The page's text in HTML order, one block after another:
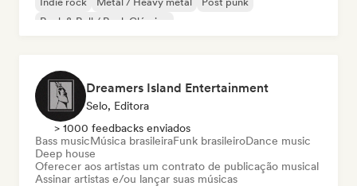
Rock & Roll / Rock Clássico
Dreamers Island Entertainment
Selo, Editora
> 1000 feedbacks enviados
Bass musicMúsica brasileiraFunk brasileiroDance music
Deep house
Oferecer aos artistas um contrato de publicação musical
Assinar artistas e/ou lançar suas músicas